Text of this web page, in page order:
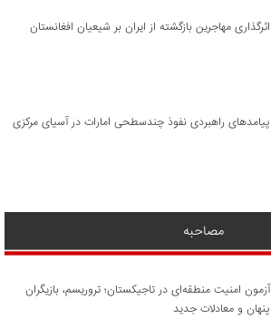
اثرگذاری مهاجرین بازگشته از ایران بر شیعیان افغانستان
پیامدهای راهبردی نفوذ چندسطحی امارات در آسیای مرکزی
مصاحبه
آزمون امنیت منطقه‌ای در تاجیکستان؛ تروریسم، بازیگران
پنهان و معادلات جدید